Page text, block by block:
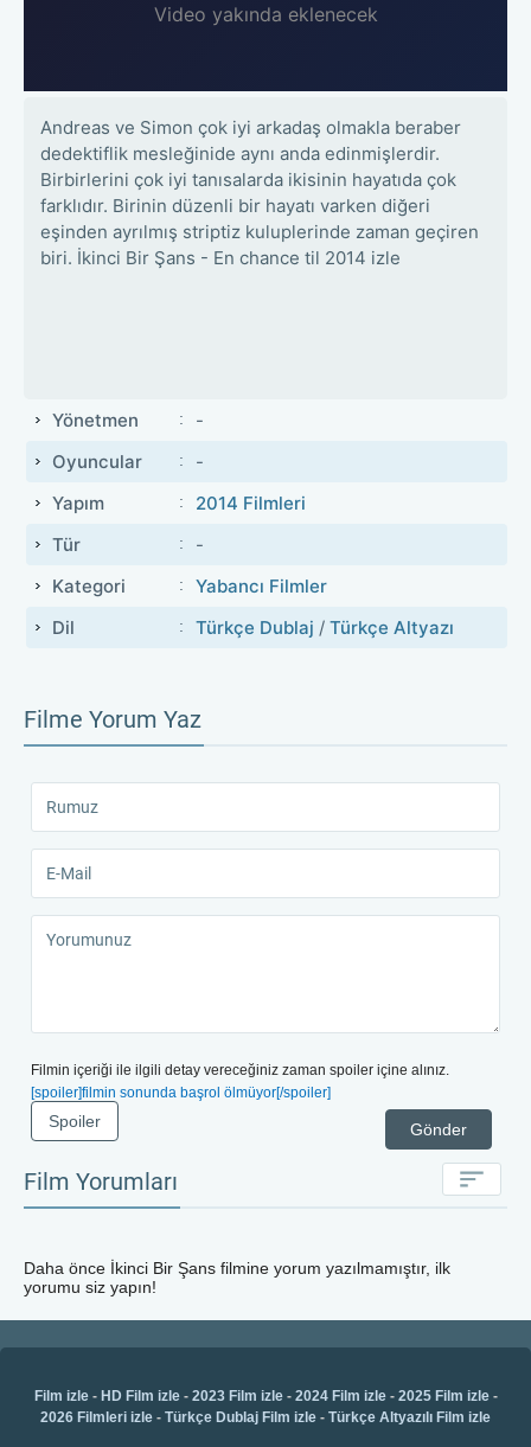
Andreas ve Simon çok iyi arkadaş olmakla beraber
dedektiflik mesleğinide aynı anda edinmişlerdir.
Birbirlerini çok iyi tanısalarda ikisinin hayatıda çok
farklıdır. Birinin düzenli bir hayatı varken diğeri
eşinden ayrılmış striptiz kuluplerinde zaman geçiren
biri. İkinci Bir Şans - En chance til 2014 izle
Yönetmen
-
Oyuncular
-
Yapım
2014 Filmleri
Tür
-
Kategori
Yabancı Filmler
Dil
Türkçe Dublaj / Türkçe Altyazı
Video yakında eklenecek
Filme Yorum Yaz
Filmin içeriği ile ilgili detay vereceğiniz zaman spoiler içine alınız.
[spoiler]filmin sonunda başrol ölmüyor[/spoiler]
Gönder
Spoiler
Film Yorumları
Daha önce İkinci Bir Şans filmine yorum yazılmamıştır, ilk
yorumu siz yapın!
Film izle- HD Film izle- 2023 Film izle- 2024 Film izle- 2025 Film izle-
2026 Filmleri izle - Türkçe Dublaj Film izle - Türkçe Altyazılı Film izle